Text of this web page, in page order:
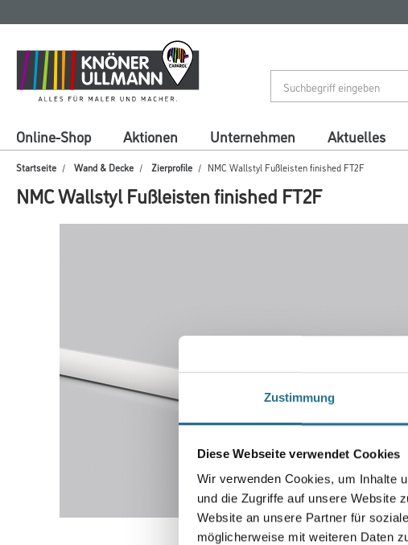
Zustimmung
Diese Webseite verwendet Cookies
Wir verwenden Cookies, um Inhalte
und die Zugriffe auf unsere Website
Website an unsere Partner für
möglicherweise mit weiteren Daten
springen
springen
Online-Shop Aktionen Unternehmen Aktuelles
Startseite Wand & Decke Zierprofile NMC Wallstyl Fußleisten finished FT2F
NMC Wallstyl Fußleisten finished FT2F